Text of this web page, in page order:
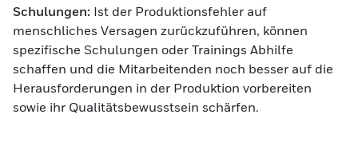
Schulungen: Ist der Produktionsfehler auf
menschliches Versagen zurückzuführen, können
spezifische Schulungen oder Trainings Abhilfe
schaffen und die Mitarbeitenden noch besser auf die
Herausforderungen in der Produktion vorbereiten
sowie ihr Qualitätsbewusstsein schärfen.